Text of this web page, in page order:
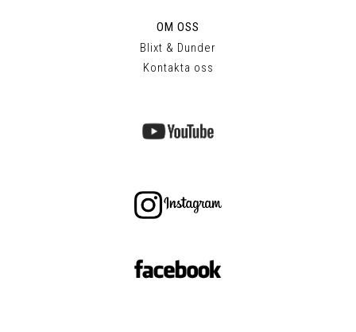
OM OSS
Blixt & Dunder
Kontakta oss